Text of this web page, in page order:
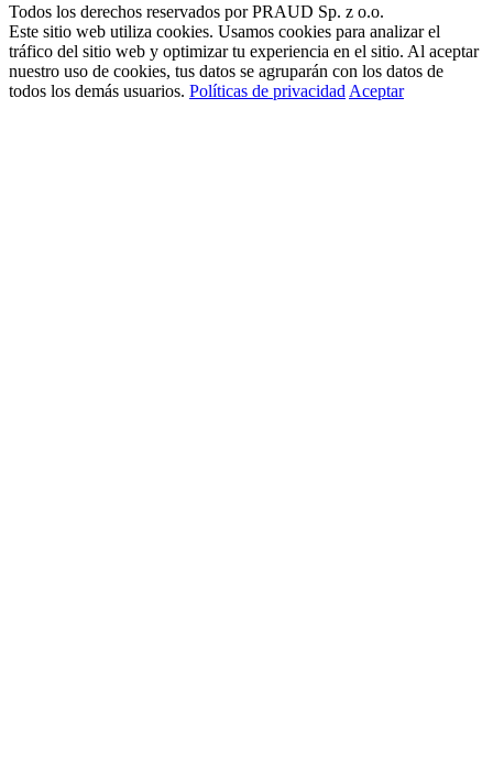
Todos los derechos reservados por PRAUD Sp. z o.o.
Este sitio web utiliza cookies. Usamos cookies para analizar el
tráfico del sitio web y optimizar tu experiencia en el sitio. Al aceptar
nuestro uso de cookies, tus datos se agruparán con los datos de
todos los demás usuarios. Políticas de privacidad Aceptar